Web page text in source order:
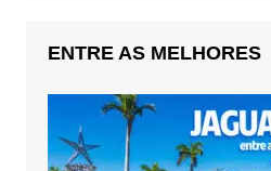
ENTRE AS MELHORES